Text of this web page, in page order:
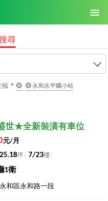
尋
站 > 永和永平國小站
世★全新裝潢有車位
元/月
25.18坪 7/23樓
1衛
和區永和路一段